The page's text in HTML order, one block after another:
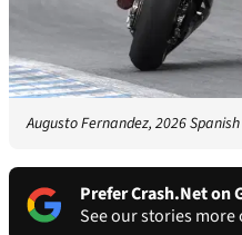
Augusto Fernandez, 2026 Spanish
Prefer Crash.Net on
See our stories more